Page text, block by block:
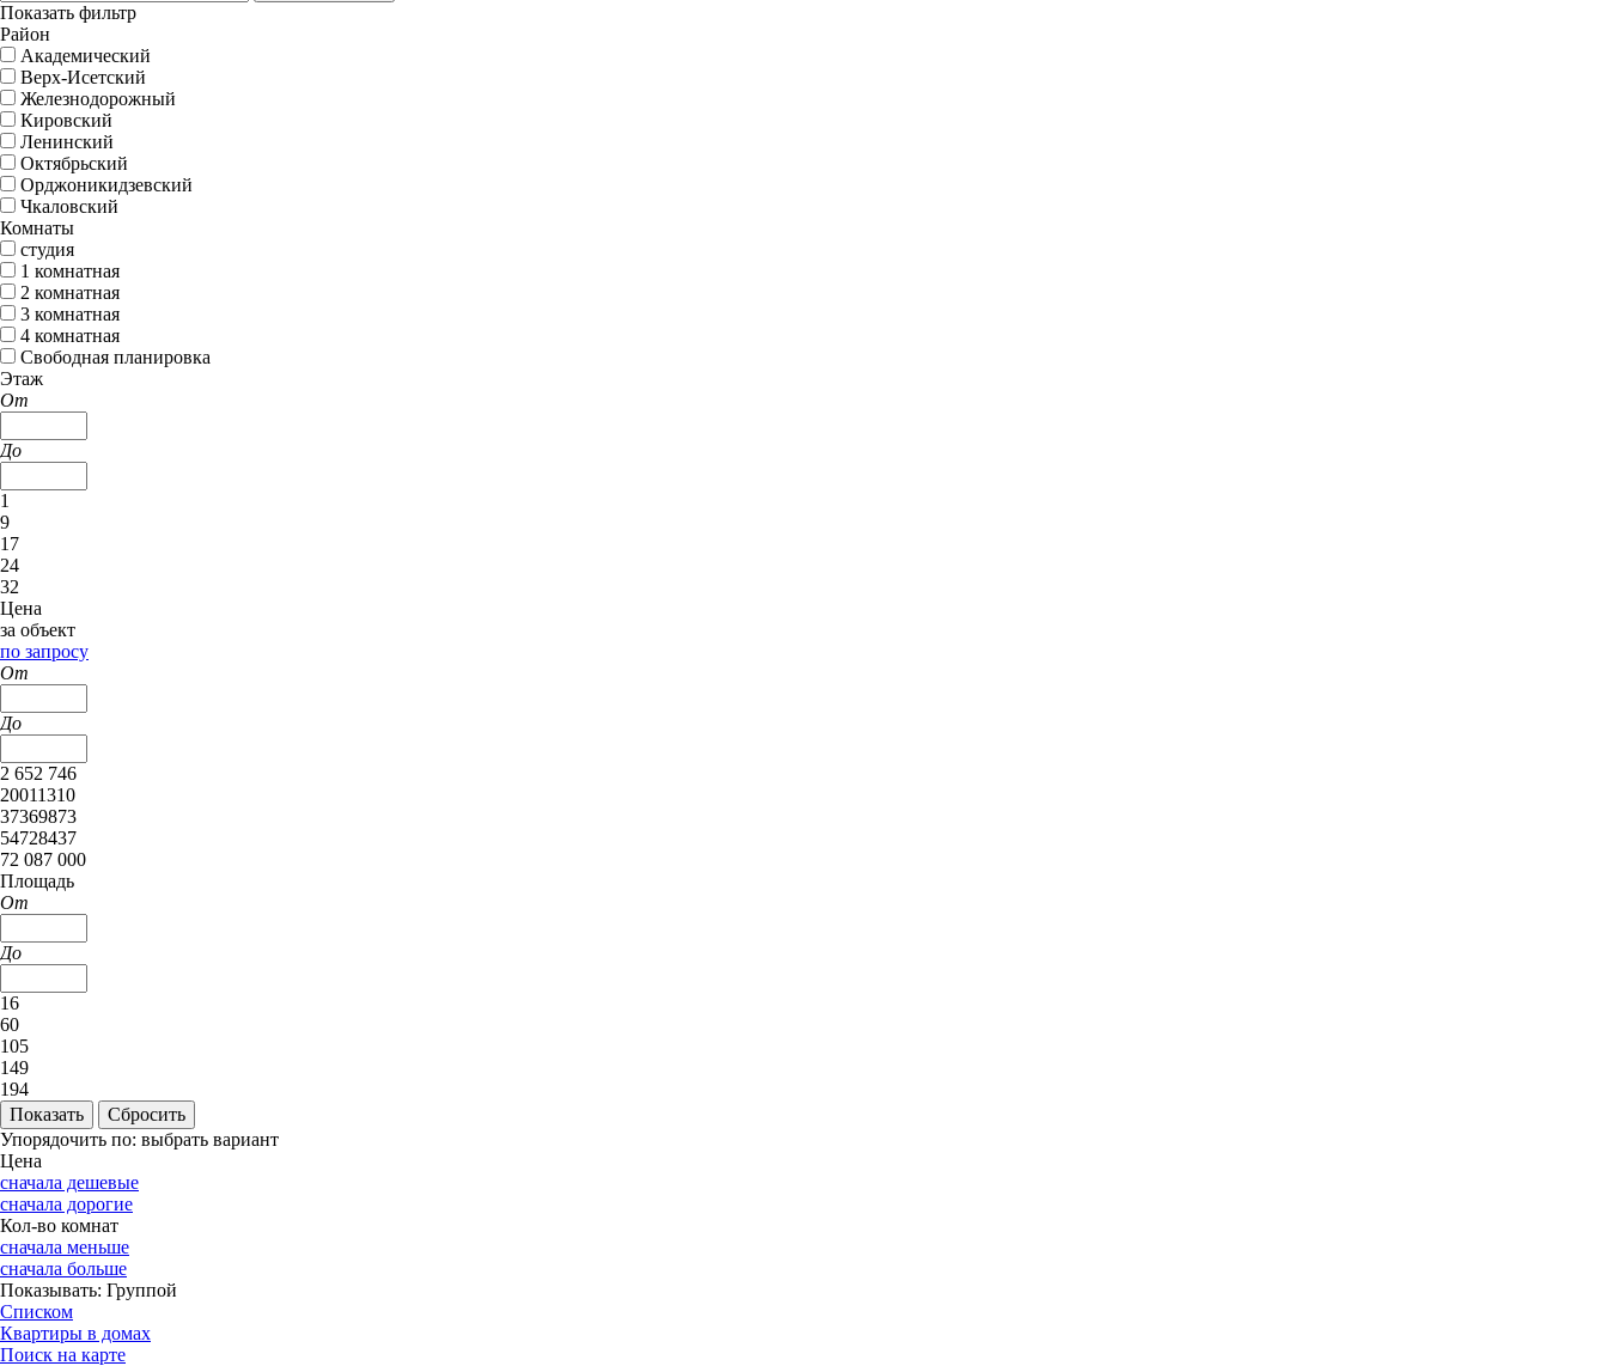
Показать фильтр
Район
Академический
Верх-Исетский
Железнодорожный
Кировский
Ленинский
Октябрьский
Орджоникидзевский
Чкаловский
Комнаты
студия
1 комнатная
2 комнатная
3 комнатная
4 комнатная
Свободная планировка
Этаж
От
До
1
9
17
24
32
Цена
за объект
по запросу
От
До
2 652 746
20011310
37369873
54728437
72 087 000
Площадь
От
До
16
60
105
149
194
Упорядочить по: выбрать вариант
Цена
сначала дешевые
сначала дорогие
Кол-во комнат
сначала меньше
сначала больше
Показывать: Группой
Списком
Квартиры в домах
Поиск на карте